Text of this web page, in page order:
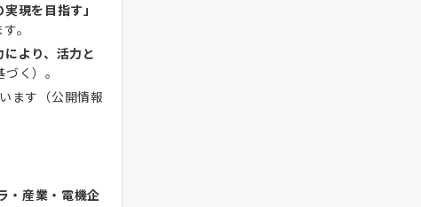
現を目指す」
。
により、活力と
く）。
ます（公開情報
・産業・電機企